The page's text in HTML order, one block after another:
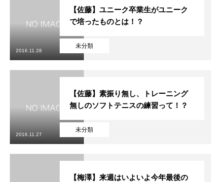
未分類
【佐藤】ユニーク卒業生がユニーク
で培ったものとは！？
2016.11.28
未分類
【佐藤】素振り無し、トレーニング
無しのソフトテニスの練習って！？
2016.11.27
【梅澤】来週はいよいよ今年最後の